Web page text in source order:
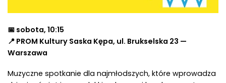
📅 sobota, 10:15
📍 PROM Kultury Saska Kępa, ul. Brukselska 23 —
Warszawa
Muzyczne spotkanie dla najmłodszych, które wprowadza